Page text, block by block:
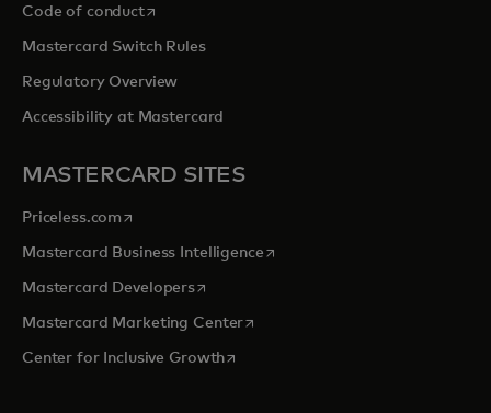
Code of conducts’ouvre dans un nouvel onglet
Mastercard Switch Rules
Regulatory Overview
Accessibility at Mastercard
MASTERCARD SITES
Priceless.com s’ouvre dans un nouvel onglet
Mastercard Business Intelligences’ouvre dans un nouvel onglet
Mastercard Developerss’ouvre dans un nouvel onglet
Mastercard Marketing Centers’ouvre dans un nouvel onglet
Center for Inclusive Growths’ouvre dans un nouvel onglet